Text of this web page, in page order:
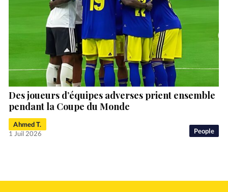
People
Des joueurs d’équipes adverses prient ensemble
pendant la Coupe du Monde
Ahmed T.
1 Juil 2026